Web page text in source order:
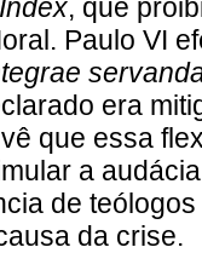
Index, que
Paulo VI
era
que essa
a
de
da crise.